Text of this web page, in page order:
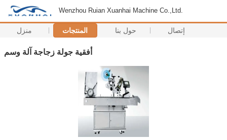
Wenzhou Ruian Xuanhai Machine Co.,Ltd.
منزل المنتجات حول بنا إتصال
أفقية جولة زجاجة آلة وسم